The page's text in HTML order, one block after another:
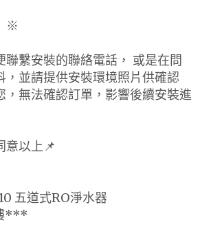
※
聯繫安裝的聯絡電話， 或是在問
，並請提供安裝環境照片供確認
，無法確認訂單，影響後續安裝進
意以上📌
五道式RO淨水器
***